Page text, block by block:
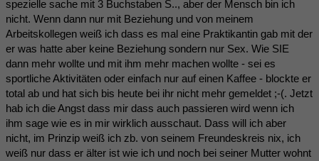
spezielle sache mit 3 Buchstaben S.., aber der Mensch bin ich
nicht. Wenn dann nur mit Beziehung und von meinem
Arbeitskollegen weiß ich dass es mal eine Praktikantin gab mit der
er was hatte aber keine Beziehung sondern nur Sex. Wie SIE
dann mehr wollte und mit ihm mehr machen wollte - sei es
sportliche Aktivitäten oder einfach nur auf einen Kaffee - blockte er
total ab und hat sich bis heute bei ihr nicht mehr gemeldet ;-(. Jetzt
hab ich die Angst dass mir dass auch passieren wird wenn ich
ihm sage wie es in mir wirklich ausschaut. Dass will ich aber
nicht, im Prinzip weiß ich zb. von seinem Freundeskreis nix, ich
weiß nur dass er älter ist wie ich und noch bei seiner Mutter wohnt